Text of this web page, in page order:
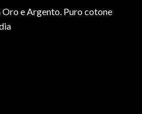
Oro e Argento. Puro cotone